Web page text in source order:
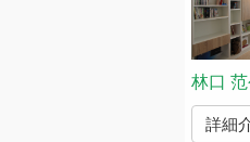
林口
詳細